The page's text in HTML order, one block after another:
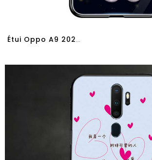
Étui Oppo A9 2020 Dessin Animé Charmant Incassable Verre Amoureux Fluide Doux Nouveau Noir